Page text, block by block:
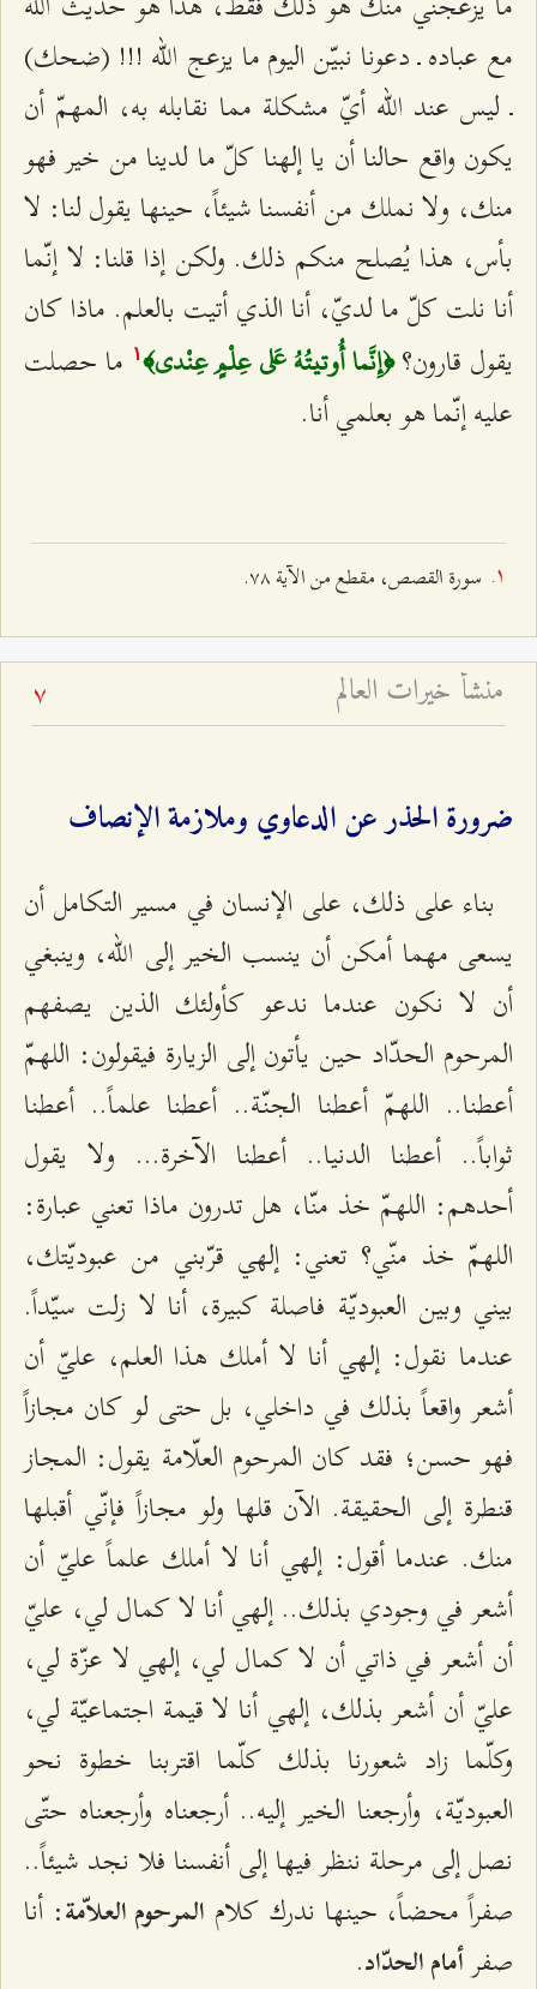
مع عباده ـ دعونا نبيّن اليوم ما يزعج الله !!! (ضحك)
ـ ليس عند الله أيّ مشكلة مما نقابله به، المهمّ أن
يكون واقع حالنا أن يا إلهنا كلّ ما لدينا من خير فهو
منك، ولا نملك من أنفسنا شيئاً، حينها يقول لنا: لا
بأس، هذا يُصلح منكم ذلك. ولكن إذا قلنا: لا إنّما
أنا نلت كلّ ما لديّ، أنا الذي أتيت بالعلم. ماذا كان
يقول قارون؟﴿إِنَّما أُوتيتُهُ عَلى‌ عِلْمٍ عِنْدي﴾۱
ما حصلت
عليه إنّما هو بعلمي أنا.
سورة القصص، مقطع من الآية ۷۸.
منشأ خيرات العالم 7
ضرورة الحذر عن الدعاوي وملازمة الإنصاف
بناء على ذلك، على الإنسان في مسير التكامل أن
يسعى مهما أمكن أن ينسب الخير إلى الله، وينبغي
أن لا نكون عندما ندعو كأولئك الذين يصفهم
المرحوم الحدّاد حين يأتون إلى الزيارة فيقولون: اللهمّ
أعطنا.. اللهمّ أعطنا الجنّة.. أعطنا علماً.. أعطنا
ثواباً.. أعطنا الدنيا.. أعطنا الآخرة... ولا يقول
أحدهم: اللهمّ خذ منّا، هل تدرون ماذا تعني عبارة:
اللهمّ خذ منّي؟ تعني: إلهي قرّبني من عبوديّتك،
بيني وبين العبوديّة فاصلة كبيرة، أنا لا زلت سيّداً.
عندما نقول: إلهي أنا لا أملك هذا العلم، عليّ أن
أشعر واقعاً بذلك في داخلي، بل حتى لو كان مجازاً
فهو حسن؛ فقد كان المرحوم العلّامة يقول: المجاز
قنطرة إلى الحقيقة. الآن قلها ولو مجازاً فإنّي أقبلها
منك. عندما أقول: إلهي أنا لا أملك علماً عليّ أن
أشعر في وجودي بذلك.. إلهي أنا لا كمال لي، عليّ
أن أشعر في ذاتي أن لا كمال لي، إلهي لا عزّة لي،
عليّ أن أشعر بذلك، إلهي أنا لا قيمة اجتماعيّة لي،
وكلّما زاد شعورنا بذلك كلّما اقتربنا خطوة نحو
العبوديّة، وأرجعنا الخير إليه.. أرجعناه وأرجعناه حتّى
نصل إلى مرحلة ننظر فيها إلى أنفسنا فلا نجد شيئاً..
صفراً محضاً، حينها ندرك كلام المرحوم العلاّمة: أنا
صفر أمام الحدّاد.